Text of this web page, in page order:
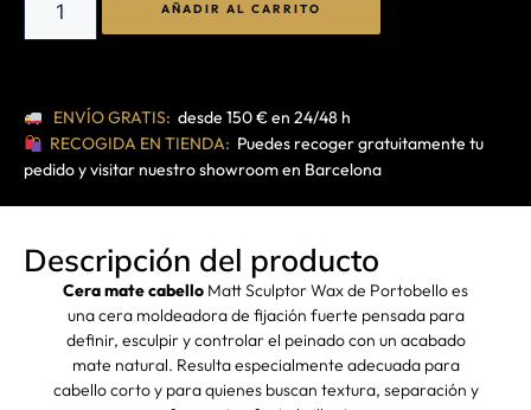
AÑADIR AL CARRITO
ENVÍO GRATIS: desde 150 € en 24/48 h
RECOGIDA EN TIENDA: Puedes recoger gratuitamente tu
pedido y visitar nuestro showroom en Barcelona
Descripción del producto
Cera mate cabello Matt Sculptor Wax de Portobello es
una cera moldeadora de fijación fuerte pensada para
definir, esculpir y controlar el peinado con un acabado
mate natural. Resulta especialmente adecuada para
cabello corto y para quienes buscan textura, separación y